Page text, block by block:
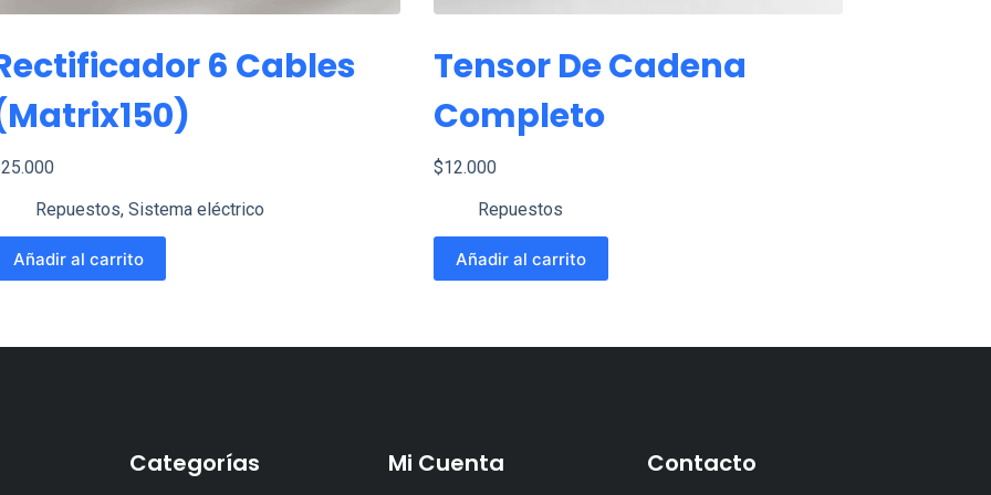
6 Cables
25.000
Repuestos, Sistema eléctrico
Añadir al carrito
Tensor De Cadena
Completo
$12.000
Repuestos
Añadir al carrito
Categorías Mi Cuenta Contacto